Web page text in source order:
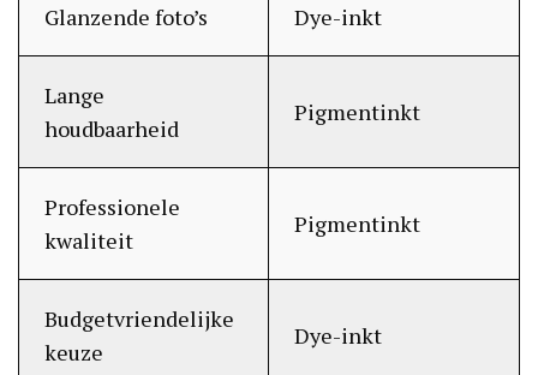
Glanzende foto’s Dye-inkt
Lange
houdbaarheid
Pigmentinkt
Professionele
kwaliteit
Pigmentinkt
Budgetvriendelijke
keuze
Dye-inkt